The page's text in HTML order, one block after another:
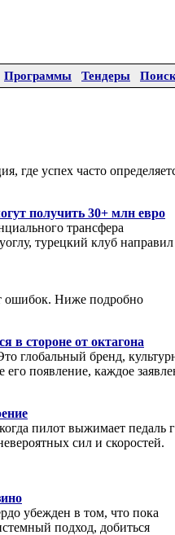
Программы Тендеры Поиск
где успех часто
получить 30+ млн евро
трансфера
турецкий клуб направил
ошибок. Ниже подробно
в стороне от октагона
глобальный бренд,
появление, каждое
пилот выжимает педаль
сил и скоростей.
убежден в том, что пока
подход, добиться